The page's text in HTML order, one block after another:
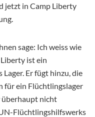
jetzt in Camp Liberty
sage: Ich weiss wie
ist ein
Lager. Er fügt hinzu, die
für ein Flüchtlingslager
überhaupt nicht
Flüchtlingshilfswerks